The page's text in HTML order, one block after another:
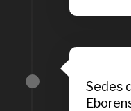
Sedes